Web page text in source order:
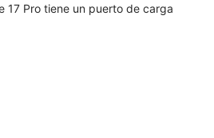
17 Pro tiene un puerto de carga